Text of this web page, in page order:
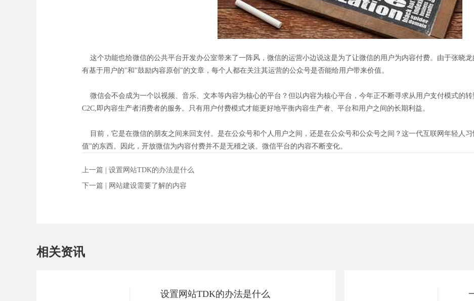
这个功能也给微信的公共平台开发办公室带来了一阵风，微信的运营小边说这是为了让微信的用户为内容付费。由于张晓
有基于用户的"和"鼓励内容原创"的文章，每个人都在关注其运营的公众号是否能给用户带来价值。
微信会不会成为一个以视频、音乐、文本等内容为核心的平台？但以内容为核心平台，今年正不断寻求从用户支付模式的
C2C,即内容生产者消费者的服务。只有用户付费模式才能更好地平衡内容生产者、平台和用户之间的长期利益。
目前，它是在微信的朋友之间来回支付。是在公众号和个人用户之间，还是在公众号和公众号之间？这一代互联网年轻人
值"的东西。因此，开放微信为内容付费并不是无稽之谈。微信平台的内容不断变化。
上一篇 | 设置网站TDK的办法是什么
下一篇 | 网站建设需要了解的内容
相关资讯
设置网站TDK的办法是什么